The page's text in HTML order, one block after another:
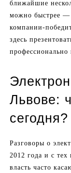
ближайшие
можно быстрее —
компании-
здесь
профессионально
Львове:
сегодня?
Разговоры о
2012 года и с
власть часто